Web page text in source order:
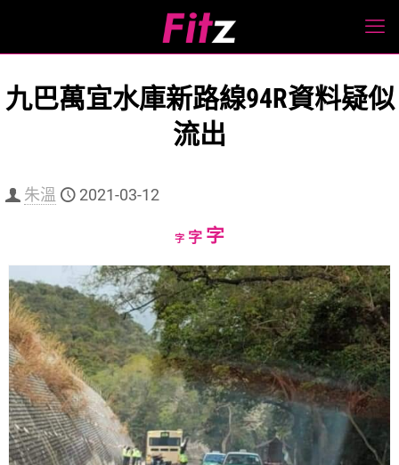
九巴萬宜水庫新路線94R資料疑似
流出
朱溫 2021-03-12
字Decrease
size.
字Reset
size.
字Increase
size.